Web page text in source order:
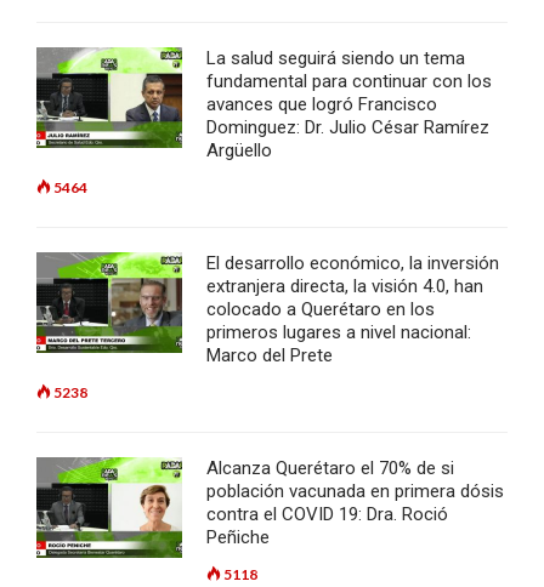
La salud seguirá siendo un tema
fundamental para continuar con los
avances que logró Francisco
Dominguez: Dr. Julio César Ramírez
Argüello
5464
El desarrollo económico, la inversión
extranjera directa, la visión 4.0, han
colocado a Querétaro en los
primeros lugares a nivel nacional:
Marco del Prete
5238
Alcanza Querétaro el 70% de si
población vacunada en primera dósis
contra el COVID 19: Dra. Roció
Peñiche
5118